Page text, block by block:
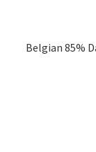
Belgian 85%